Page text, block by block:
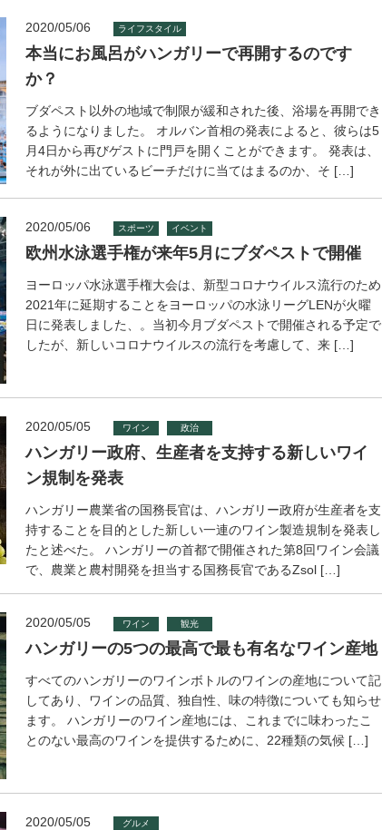
2020/05/06 ライフスタイル
本当にお風呂がハンガリーで再開するのです
か？
ブダペスト以外の地域で制限が緩和された後、浴場を再開でき
るようになりました。 オルバン首相の発表によると、彼らは5
月4日から再びゲストに門戸を開くことができます。 発表は、
それが外に出ているビーチだけに当てはまるのか、そ […]
2020/05/06 スポーツ イベント
欧州水泳選手権が来年5月にブダペストで開催
ヨーロッパ水泳選手権大会は、新型コロナウイルス流行のため
2021年に延期することをヨーロッパの水泳リーグLENが火曜
日に発表しました、。当初今月ブダペストで開催される予定で
したが、新しいコロナウイルスの流行を考慮して、来 […]
2020/05/05 ワイン 政治
ハンガリー政府、生産者を支持する新しいワイ
ン規制を発表
ハンガリー農業省の国務長官は、ハンガリー政府が生産者を支
持することを目的とした新しい一連のワイン製造規制を発表し
たと述べた。 ハンガリーの首都で開催された第8回ワイン会議
で、農業と農村開発を担当する国務長官であるZsol […]
2020/05/05 ワイン 観光
ハンガリーの5つの最高で最も有名なワイン産地
すべてのハンガリーのワインボトルのワインの産地について記
してあり、ワインの品質、独自性、味の特徴についても知らせ
ます。 ハンガリーのワイン産地には、これまでに味わったこ
とのない最高のワインを提供するために、22種類の気候 […]
2020/05/05 グルメ